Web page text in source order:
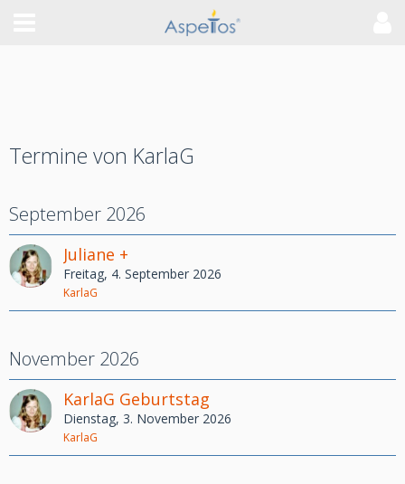
Termine von KarlaG
September 2026
Juliane +
Freitag, 4. September 2026
KarlaG
November 2026
KarlaG Geburtstag
Dienstag, 3. November 2026
KarlaG